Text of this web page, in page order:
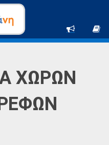
ΧΩΡΩΝ